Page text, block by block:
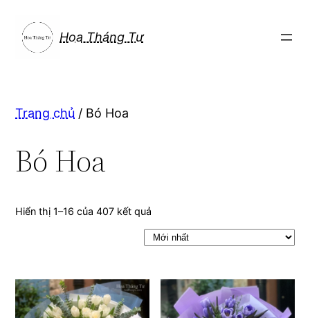
phần
Hoa Tháng Tư
Trang chủ / Bó Hoa
Bó Hoa
Hiển thị 1–16 của 407 kết quả